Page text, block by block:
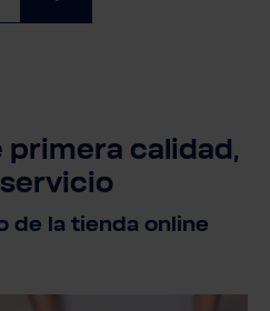
primera calidad,
de la tienda online